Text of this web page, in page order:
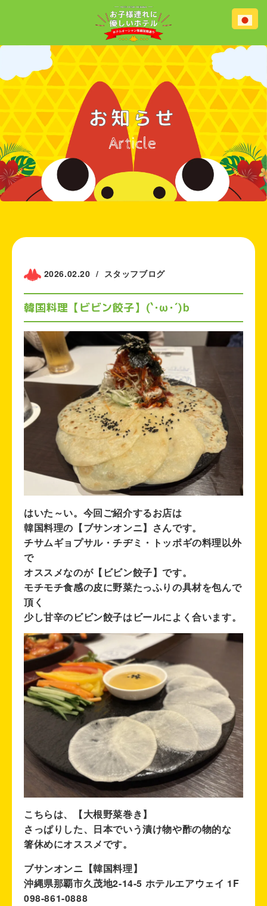
2026.02.20 / スタッフブログ
韓国料理【ビビン餃子】(`･ω･´)b
はいた～い。今回ご紹介するお店は
韓国料理の【ブサンオンニ】さんです。
チサムギョプサル・チヂミ・トッポギの料理以外
で
オススメなのが【ビビン餃子】です。
モチモチ食感の皮に野菜たっふりの具材を包んで
頂く
少し甘辛のビビン餃子はビールによく合います。
こちらは、【大根野菜巻き】
さっぱりした、日本でいう漬け物や酢の物的な
箸休めにオススメです。
ブサンオンニ【韓国料理】
沖縄県那覇市久茂地2-14-5 ホテルエアウェイ 1F
098-861-0888